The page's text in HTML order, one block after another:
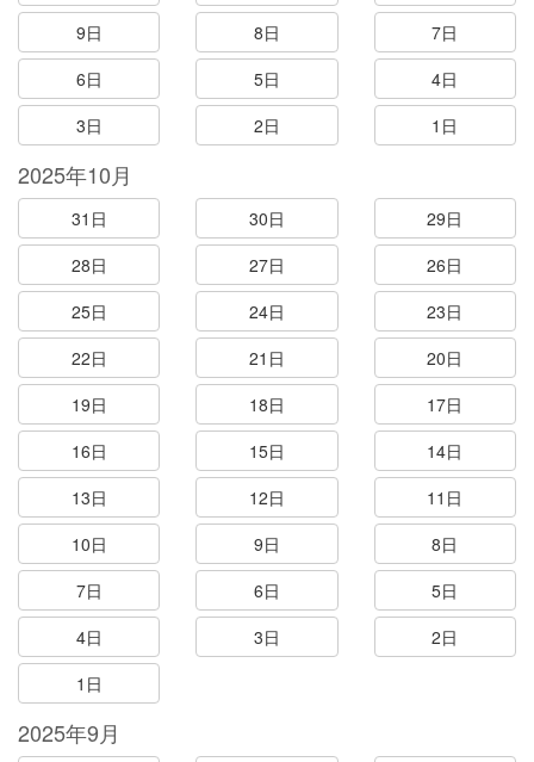
9日
8日
7日
6日
5日
4日
3日
2日 1日
2025年10月
31日 30日
29日
28日
27日
26日
25日
24日
23日
22日
21日
20日
19日
18日
17日
16日
15日
14日
13日
12日
11日
10日
9日
8日
7日
6日
5日
4日
3日
2日
1日
2025年9月